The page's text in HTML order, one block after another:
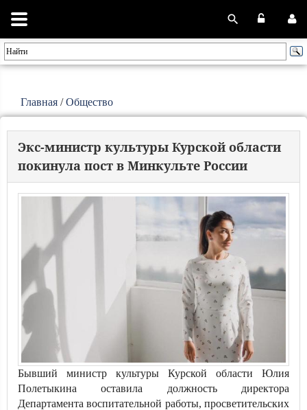
Главная /Общество
Экс-министр культуры Курской области
покинула пост в Минкульте России
Бывший министр культуры Курской области Юлия
Полетыкина оставила должность директора
Департамента воспитательной работы, просветительских